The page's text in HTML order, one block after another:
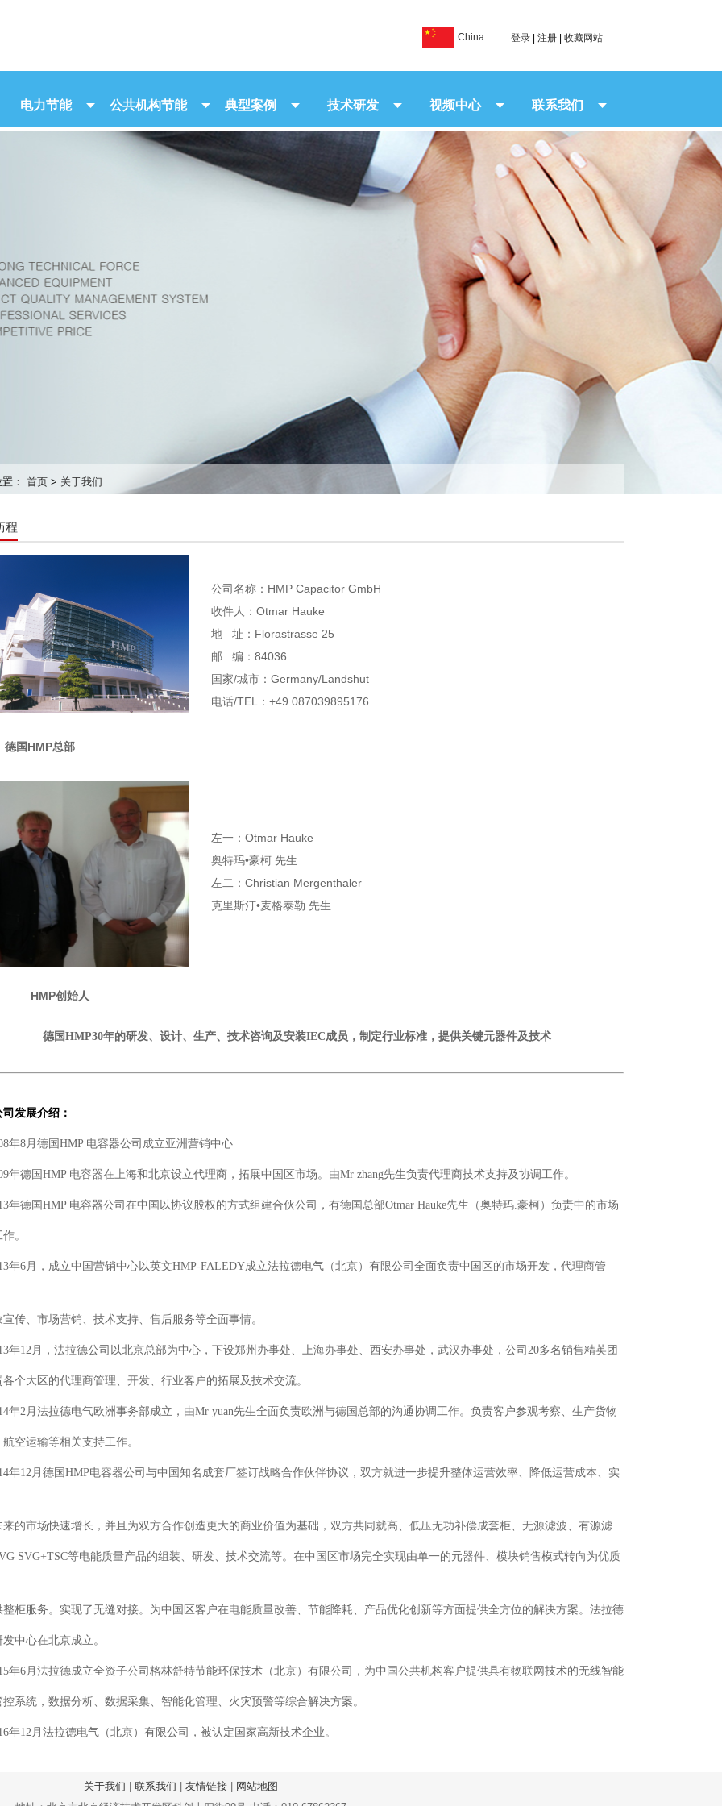
China 登录 注册 收藏网站
电力节能 公共机构节能 典型案例 技术研发 视频中心 联系我们
： 首页 > 关于我们
程
公司名称：HMP Capacitor GmbH
收件人：Otmar Hauke
地 址：Florastrasse 25
邮 编：84036
国家/城市：Germany/Landshut
电话/TEL：+49 087039895176
德国 HMP总部
左一：Otmar Hauke
奥特玛•豪柯 先生
左二：Christian Mergenthaler
克里斯汀•麦格泰勒 先生
创始人
德国HMP30年的研发、设计、生产、技术咨询及安装IEC成员，制定行业标准，提供关键元器件及技术
发展介绍：
年8月德国HMP 电容器公司成立亚洲营销中心
年德国HMP 电容器在上海和北京设立代理商，拓展中国区市场。由Mr zhang先生负责代理商技术支持及协调工作。
年德国HMP 电容器公司在中国以协议股权的方式组建合伙公司，有德国总部Otmar Hauke先生（奥特玛.豪柯）负责中的市场
。
年6月，成立中国营销中心以英文HMP-FALEDY成立法拉德电气（北京）有限公司全面负责中国区的市场开发，代理商管
宣传、市场营销、技术支持、售后服务等全面事情。
年12月，法拉德公司以北京总部为中心，下设郑州办事处、上海办事处、西安办事处，武汉办事处，公司20多名销售精英团
各个大区的代理商管理、开发、行业客户的拓展及技术交流。
年2月法拉德电气欧洲事务部成立，由Mr yuan先生全面负责欧洲与德国总部的沟通协调工作。负责客户参观考察、生产货物
空运输等相关支持工作。
年12月德国HMP电容器公司与中国知名成套厂签订战略合作伙伴协议，双方就进一步提升整体运营效率、降低运营成本、实
来的市场快速增长，并且为双方合作创造更大的商业价值为基础，双方共同就高、低压无功补偿成套柜、无源滤波、有源滤
SVG+TSC等电能质量产品的组装、研发、技术交流等。在中国区市场完全实现由单一的元器件、模块销售模式转向为优质
整柜服务。实现了无缝对接。为中国区客户在电能质量改善、节能降耗、产品优化创新等方面提供全方位的解决方案。法拉德
中心在北京成立。
年6月法拉德成立全资子公司格林舒特节能环保技术（北京）有限公司，为中国公共机构客户提供具有物联网技术的无线智能
控系统，数据分析、数据采集、智能化管理、火灾预警等综合解决方案。
年12月法拉德电气（北京）有限公司，被认定国家高新技术企业。
关于我们 联系我们 友情链接|
网站地图